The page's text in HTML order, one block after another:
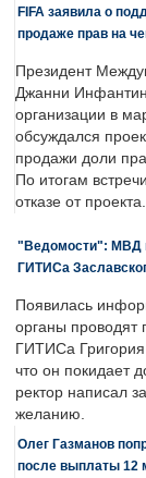
FIFA заявила о
продаже прав на
Президент
Джанни
организации в
обсуждался
продажи доли
По итогам
отказе от проекта.
"Ведомости": МВД
ГИТИСа
Появилась
органы проводят
ГИТИСа Григория
что он покидает
ректор написал
желанию.
Олег Газманов
после выплаты 12